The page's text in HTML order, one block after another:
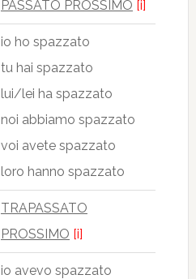
PASSATO PROSSIMO [i]
io ho spazzato
tu hai spazzato
lui/lei ha spazzato
noi abbiamo spazzato
voi avete spazzato
loro hanno spazzato
TRAPASSATO
PROSSIMO [i]
io avevo spazzato